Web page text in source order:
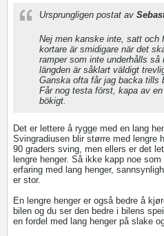
Ursprungligen postat av
Nej men kanske inte, satt och
kortare är smidigare när det
ramper som inte underhålls
längden är såklart väldigt
Ganska ofta får jag backa tills
Får nog testa först, kapa av
bökigt.
Det er lettere å rygge med en lang
Svingradiusen blir større med lengre
90 graders sving, men ellers er det
lengre henger. Så ikke kapp noe
erfaring med lang henger,
er stor.
En lengre henger er også bedre å
bilen og du ser den bedre i bilens
en fordel med lang henger på slake